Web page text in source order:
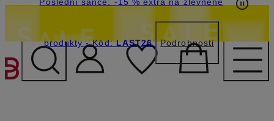
PŘEJÍT NA HLAVNÍ
produkty- Kód:LAST26 Podrobnosti